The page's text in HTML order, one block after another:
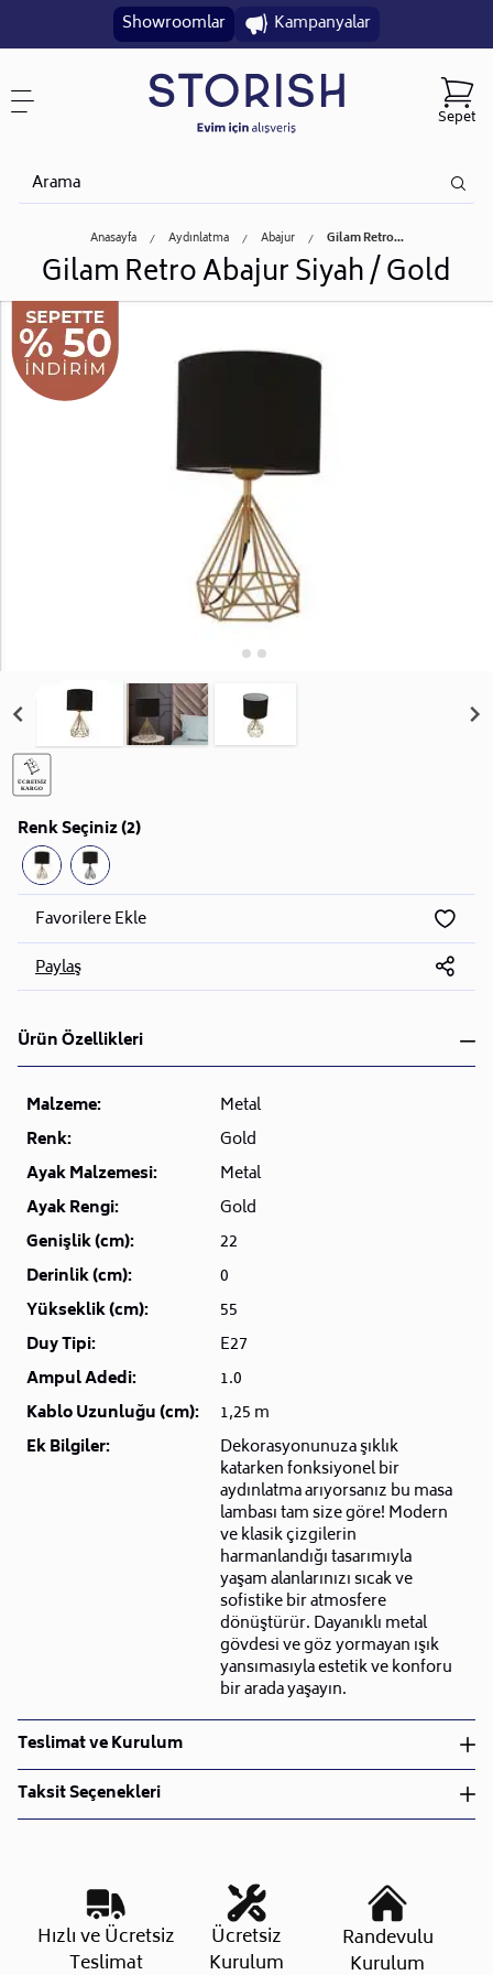
Showroomlar Kampanyalar
Sepet
Anasayfa Aydınlatma Abajur Gilam Retro...
Gilam Retro Abajur Siyah / Gold
Renk Seçiniz (2)
Favorilere Ekle
Paylaş
Ürün Özellikleri
Malzeme:
Metal
Renk:
Gold
Ayak Malzemesi:
Metal
Ayak Rengi:
Gold
Genişlik (cm):
22
Derinlik (cm):
0
Yükseklik (cm):
55
Duy Tipi:
E27
Ampul Adedi:
1.0
Kablo Uzunluğu (cm):
1,25 m
Ek Bilgiler:
Dekorasyonunuza şıklık
katarken fonksiyonel bir
aydınlatma arıyorsanız bu masa
lambası tam size göre! Modern
ve klasik çizgilerin
harmanlandığı tasarımıyla
yaşam alanlarınızı sıcak ve
sofistike bir atmosfere
dönüştürür. Dayanıklı metal
gövdesi ve göz yormayan ışık
yansımasıyla estetik ve konforu
bir arada yaşayın.
Teslimat ve Kurulum
Teslimat ve Kurulum
• Siparişlerinizi aldıktan sonra en kısa sürede işleme
Kargo süreçlerimizi güçlü lojistik ağımızla
destekleyerek, teslimatı en hızlı şekilde
gerçekleştiriyoruz.
Siparişiniz hazırlandığında kurulum ekiplerimiz sizin
Taksit Seçenekleri
Taksit Sayısı Aylık Tutar
Toplam Tutar
Tek Çekim
854,50 TL
854,50 TL
Hızlı ve Ücretsiz
Teslimat
Ücretsiz
Kurulum
Randevulu
Kurulum